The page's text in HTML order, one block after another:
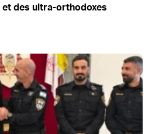
des ultra-orthodoxes